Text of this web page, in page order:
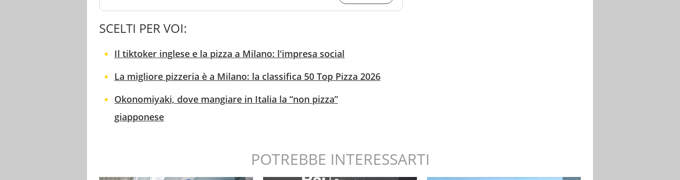
SCELTI PER VOI:
Il tiktoker inglese e la pizza a Milano: l'impresa social
La migliore pizzeria è a Milano: la classifica 50 Top Pizza 2026
Okonomiyaki, dove mangiare in Italia la “non pizza”
giapponese
POTREBBE INTERESSARTI